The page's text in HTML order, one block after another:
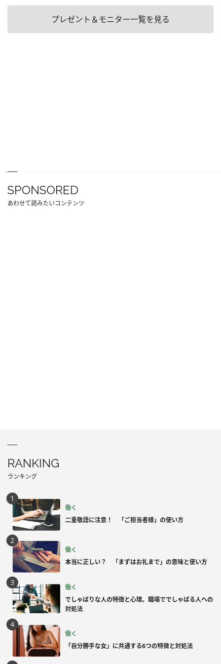
プレゼント＆モニター一覧を見る
SPONSORED
あわせて読みたいコンテンツ
RANKING
ランキング
働く
二重敬語に注意！ 「ご担当者様」の使い方
働く
本当に正しい？ 「まずはお礼まで」の意味と使い方
働く
でしゃばりな人の特徴と心理。職場ででしゃばる人への
対処法
働く
「自分勝手な女」に共通する6つの特徴と対処法